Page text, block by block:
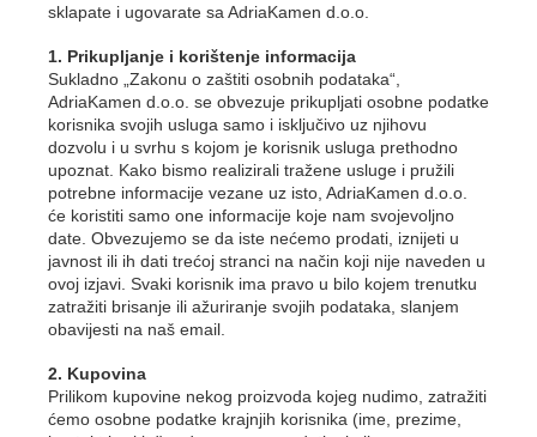
sklapate i ugovarate sa AdriaKamen d.o.o.
1. Prikupljanje i korištenje informacija
Sukladno „Zakonu o zaštiti osobnih podataka“,
AdriaKamen d.o.o. se obvezuje prikupljati osobne podatke
korisnika svojih usluga samo i isključivo uz njihovu
dozvolu i u svrhu s kojom je korisnik usluga prethodno
upoznat. Kako bismo realizirali tražene usluge i pružili
potrebne informacije vezane uz isto, AdriaKamen d.o.o.
će koristiti samo one informacije koje nam svojevoljno
date. Obvezujemo se da iste nećemo prodati, iznijeti u
javnost ili ih dati trećoj stranci na način koji nije naveden u
ovoj izjavi. Svaki korisnik ima pravo u bilo kojem trenutku
zatražiti brisanje ili ažuriranje svojih podataka, slanjem
obavijesti na naš email.
2. Kupovina
Prilikom kupovine nekog proizvoda kojeg nudimo, zatražiti
ćemo osobne podatke krajnjih korisnika (ime, prezime,